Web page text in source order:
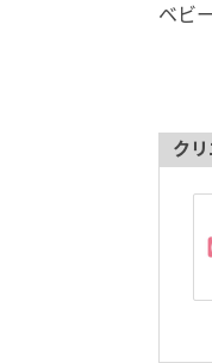
ベビ
ク